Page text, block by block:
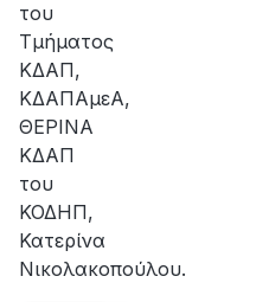
του
Τμήματος
ΚΔΑΠ,
ΚΔΑΠΑμεΑ,
ΘΕΡΙΝΑ
ΚΔΑΠ
του
ΚΟΔΗΠ,
Κατερίνα
Νικολακοπούλου.